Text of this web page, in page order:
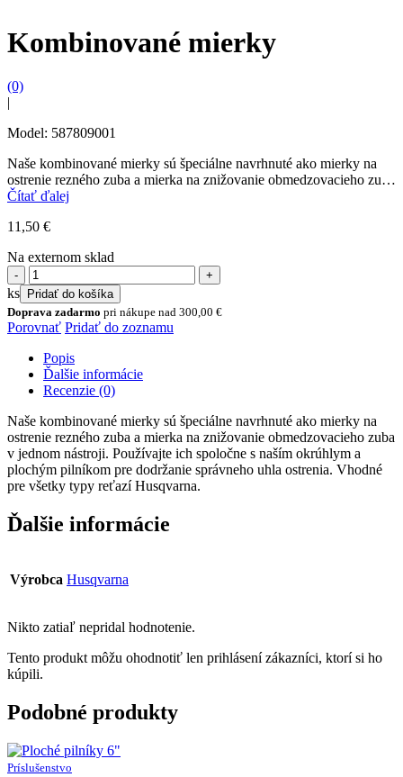
Kombinované mierky
(0)
|
Model: 587809001
Naše kombinované mierky sú špeciálne navrhnuté ako mierky na
ostrenie rezného zuba a mierka na znižovanie obmedzovacieho zuba
v jednom nástroji. Používajte ich spoločne s...
Čítať ďalej
11,50 €
Na externom sklad
množstvo
Kombinované
mierky
ks
Pridať do košíka
Doprava zadarmo pri nákupe nad 300,00 €
Porovnať Pridať do zoznamu
Popis
Ďalšie informácie
Recenzie (0)
Naše kombinované mierky sú špeciálne navrhnuté ako mierky na
ostrenie rezného zuba a mierka na znižovanie obmedzovacieho zuba
v jednom nástroji. Používajte ich spoločne s naším okrúhlym a
plochým pilníkom pre dodržanie správneho uhla ostrenia. Vhodné
pre všetky typy reťazí Husqvarna.
Ďalšie informácie
Výrobca Husqvarna
Nikto zatiaľ nepridal hodnotenie.
Tento produkt môžu ohodnotiť len prihlásení zákazníci, ktorí si ho
kúpili.
Podobné produkty
Príslušenstvo